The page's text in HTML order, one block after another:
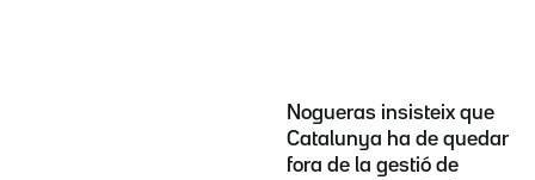
Nogueras insisteix que
Catalunya ha de quedar
fora de la gestió de